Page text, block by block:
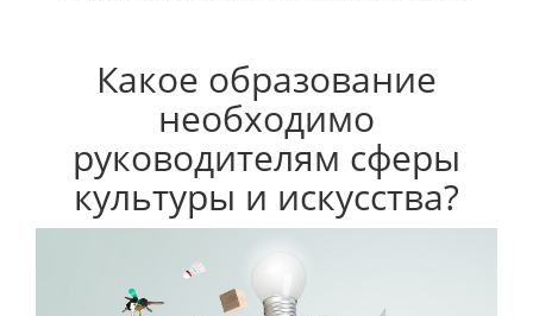
Какое образование
необходимо
руководителям сферы
культуры и искусства?